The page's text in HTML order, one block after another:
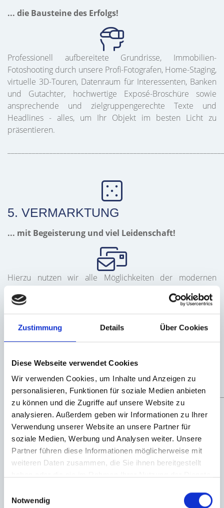
Zustimmung Details Über Cookies
Diese Webseite verwendet Cookies
Wir verwenden Cookies, um Inhalte und Anzeigen zu
personalisieren, Funktionen für soziale Medien anbieten
zu können und die Zugriffe auf unsere Website zu
analysieren. Außerdem geben wir Informationen zu Ihrer
Verwendung unserer Website an unsere Partner für
soziale Medien, Werbung und Analysen weiter. Unsere
Partner führen diese Informationen möglicherweise mit
weiteren Daten zusammen, die Sie ihnen bereitgestellt
Notwendig
... die Bausteine des Erfolgs!
Professionell aufbereitete Grundrisse, Immobilien-
Fotoshooting durch unsere Profi-Fotografen, Home-Staging,
virtuelle 3D-Touren, Datenraum für Interessenten, Banken
und Gutachter, hochwertige Exposé-Broschüre sowie
ansprechende und zielgruppengerechte Texte und
Headlines - alles, um Ihr Objekt im besten Licht zu
präsentieren.
5. VERMARKTUNG
... mit Begeisterung und viel Leidenschaft!
Hierzu nutzen wir alle Möglichkeiten der modernen
Marketing, Social-Media, Print-Anzeigen sowie die
Präsentation und Vermarktung über unser
Partnernetzwerk. Zusätzlich übernehmen wir für Sie das
wenn Sie wollen - all unsere Schritte in Echtzeit
mitverfolgen.
6. ABSCHLUSS
... mit Ergebnissen, die begeistern!